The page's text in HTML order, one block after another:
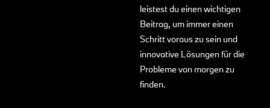
leistest du einen wichtigen
Beitrag, um immer einen
Schritt voraus zu sein und
innovative Lösungen für die
Probleme von morgen zu
finden.